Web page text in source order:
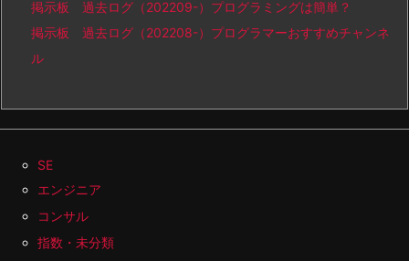
掲示板 過去ログ（202209-）プログラミングは簡単？
掲示板 過去ログ（202208-）プログラマーおすすめチャンネ
ル
SE
エンジニア
コンサル
指数・未分類